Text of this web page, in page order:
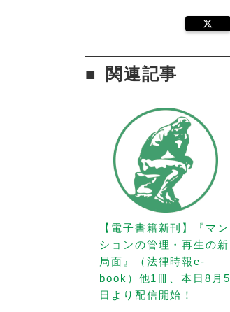
関連記事
【電子書籍新刊】『マン
ションの管理・再生の新
局面』（法律時報e-
book）他1冊、本日8月5
日より配信開始！